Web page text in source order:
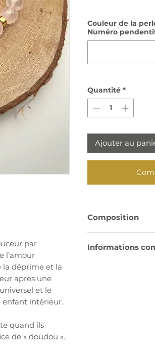
par
l’amour
la déprime et la
après une
et le
enfant intérieur.
quand ils
de « doudou ».
Couleur de la
Numéro
Quantité *
Ajouter au
Composition
très résistant
Informations